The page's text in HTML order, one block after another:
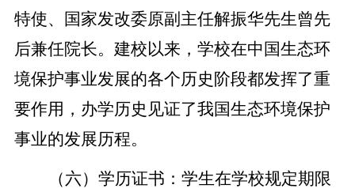
特使、国家发改委原副主任解振华先生曾先
后兼任院长。建校以来，学校在中国生态环
境保护事业发展的各个历史阶段都发挥了重
要作用，办学历史见证了我国生态环境保护
事业的发展历程。
（六）学历证书：学生在学校规定期限